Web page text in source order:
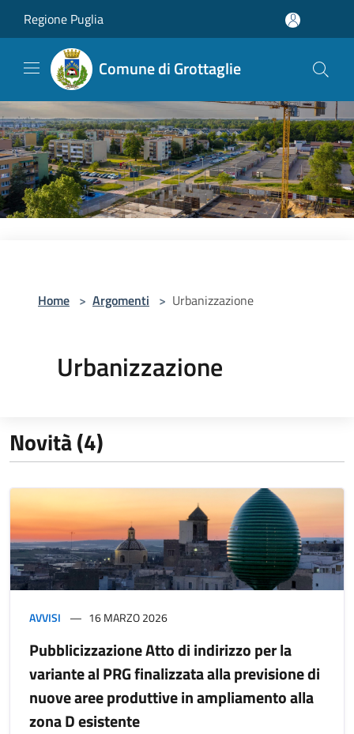
Regione Puglia
Comune di Grottaglie
Home > Argomenti > Urbanizzazione
Urbanizzazione
Novità (4)
AVVISI 16 MARZO 2026
Pubblicizzazione Atto di indirizzo per la
variante al PRG finalizzata alla previsione di
nuove aree produttive in ampliamento alla
zona D esistente